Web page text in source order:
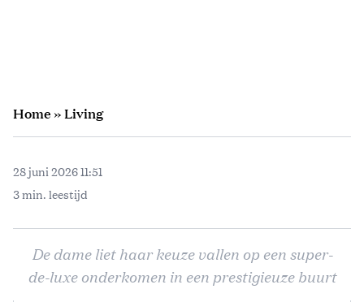
Home»Living
28 juni 2026 11:51
3 min. leestijd
De dame liet haar keuze vallen op een super-
de-luxe onderkomen in een prestigieuze buurt